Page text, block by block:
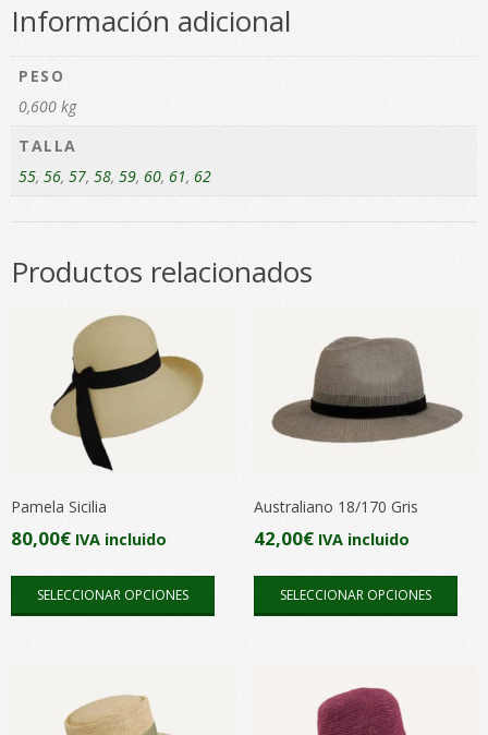
Información adicional
PESO
0,600 kg
TALLA
55, 56, 57, 58, 59, 60, 61, 62
Productos relacionados
Pamela Sicilia
80,00€ IVA incluido
SELECCIONAR OPCIONES
Este
Australiano 18/170 Gris
42,00€ IVA incluido
SELECCIONAR OPCIONES
Este